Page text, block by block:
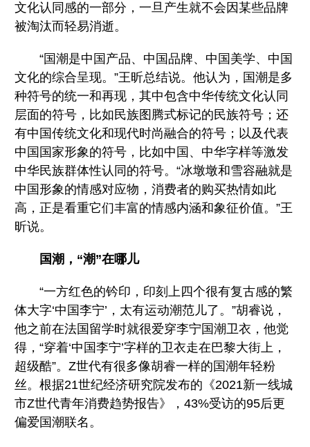
文化认同感的一部分，一旦产生就不会因某些品牌
被淘汰而轻易消逝。
“国潮是中国产品、中国品牌、中国美学、中国
文化的综合呈现。”王昕总结说。他认为，国潮是多
种符号的统一和再现，其中包含中华传统文化认同
层面的符号，比如民族图腾式标记的民族符号；还
有中国传统文化和现代时尚融合的符号；以及代表
中国国家形象的符号，比如中国、中华字样等激发
中华民族群体性认同的符号。“冰墩墩和雪容融就是
中国形象的情感对应物，消费者的购买热情如此
高，正是看重它们丰富的情感内涵和象征价值。”王
昕说。
国潮，“潮”在哪儿
“一方红色的钤印，印刻上四个很有复古感的繁
体大字‘中国李宁’，太有运动潮范儿了。”胡睿说，
他之前在法国留学时就很爱穿李宁国潮卫衣，他觉
得，“穿着‘中国李宁’字样的卫衣走在巴黎大街上，
超级酷”。Z世代有很多像胡睿一样的国潮年轻粉
丝。根据21世纪经济研究院发布的《2021新一线城
市Z世代青年消费趋势报告》，43%受访的95后更
偏爱国潮联名。